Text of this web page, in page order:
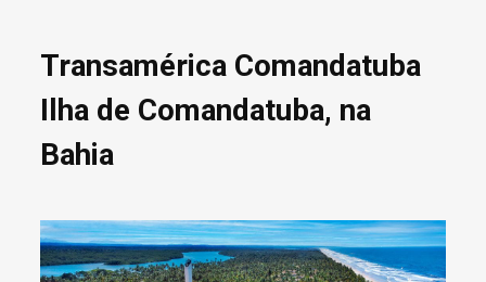
Transamérica Comandatuba
Ilha de Comandatuba, na
Bahia